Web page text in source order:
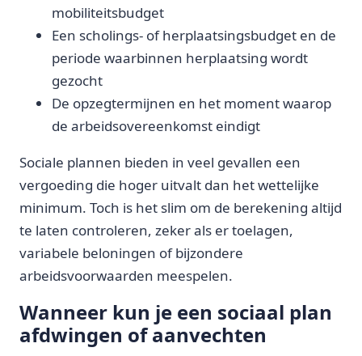
mobiliteitsbudget
Een scholings- of herplaatsingsbudget en de
periode waarbinnen herplaatsing wordt
gezocht
De opzegtermijnen en het moment waarop
de arbeidsovereenkomst eindigt
Sociale plannen bieden in veel gevallen een
vergoeding die hoger uitvalt dan het wettelijke
minimum. Toch is het slim om de berekening altijd
te laten controleren, zeker als er toelagen,
variabele beloningen of bijzondere
arbeidsvoorwaarden meespelen.
Wanneer kun je een sociaal plan
afdwingen of aanvechten